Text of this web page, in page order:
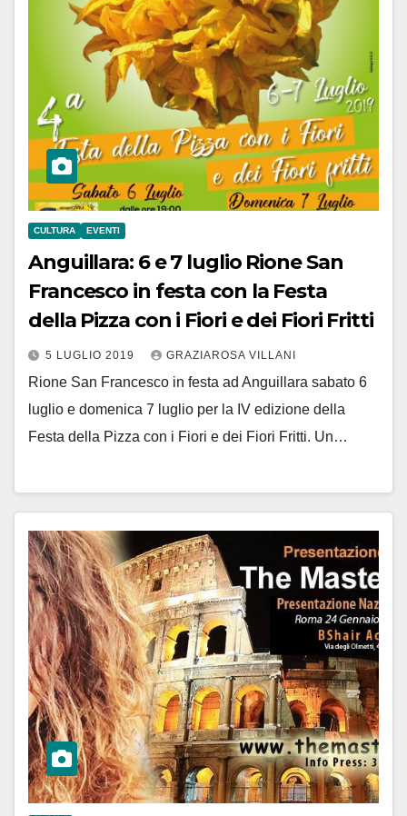
CULTURA EVENTI
Anguillara: 6 e 7 luglio Rione San
Francesco in festa con la Festa
della Pizza con i Fiori e dei Fiori Fritti
5 LUGLIO 2019 GRAZIAROSA VILLANI
Rione San Francesco in festa ad Anguillara sabato 6
luglio e domenica 7 luglio per la IV edizione della
Festa della Pizza con i Fiori e dei Fiori Fritti. Un…